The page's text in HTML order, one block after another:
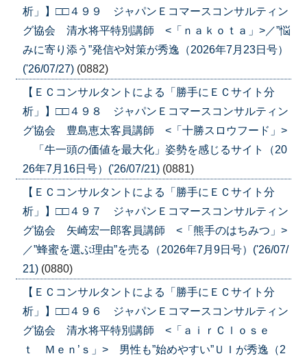
析」】□□４９９ ジャパンＥコマースコンサルティン
グ協会 清水将平特別講師 <「ｎａｋｏｔａ」>／”悩
みに寄り添う”発信や対策が秀逸（2026年7月23日号）
('26/07/27) (0882)
【ＥＣコンサルタントによる「勝手にＥＣサイト分
析」】□□４９８ ジャパンＥコマースコンサルティン
グ協会 豊島恵太客員講師 <「十勝スロウフード」>
「牛一頭の価値を最大化」姿勢を感じるサイト（20
26年7月16日号）('26/07/21) (0881)
【ＥＣコンサルタントによる「勝手にＥＣサイト分
析」】□□４９７ ジャパンＥコマースコンサルティン
グ協会 矢崎宏一郎客員講師 <「熊手のはちみつ」>
／”蜂蜜を選ぶ理由”を売る（2026年7月9日号）('26/07/
21) (0880)
【ＥＣコンサルタントによる「勝手にＥＣサイト分
析」】□□４９６ ジャパンＥコマースコンサルティン
グ協会 清水将平特別講師 <「ａｉｒＣｌｏｓｅ
ｔ Ｍｅｎ’ｓ」> 男性も”始めやすい”ＵＩが秀逸（2